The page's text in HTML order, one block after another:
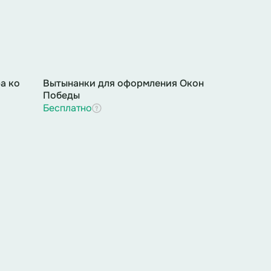
имена более 200 тысяч
Солдата звучат как вечное эхо
несколько минут невозможно
тысяч – солдат, медсестёр,
ко
Вытынанки для оформления Окон
Победы
Бесплатно